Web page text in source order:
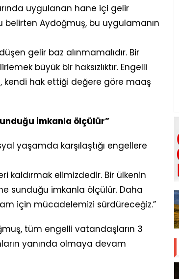
uygulanan hane içi gelir
Aydoğmuş, bu uygulamanın
gelir baz alınmamalıdır. Bir
büyük bir haksızlıktır. Engelli
kendi hak ettiği değere göre maaş
imkanla ölçülür”
yaşamda karşılaştığı engellere
kaldırmak elimizdedir. Bir ülkenin
sunduğu imkanla ölçülür. Daha
için mücadelemizi sürdüreceğiz.”
tüm engelli vatandaşların 3
yanında olmaya devam